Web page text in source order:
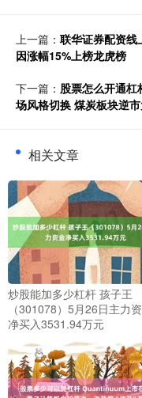
上一篇： 联华证券配资线
因涨幅15%上榜龙虎榜
下一篇： 股票怎么开通
场风格切换 煤炭板块逆
相关文章
炒股能加多少杠杆 孩子王
（301078）5月26日主力
净买入3531.94万元